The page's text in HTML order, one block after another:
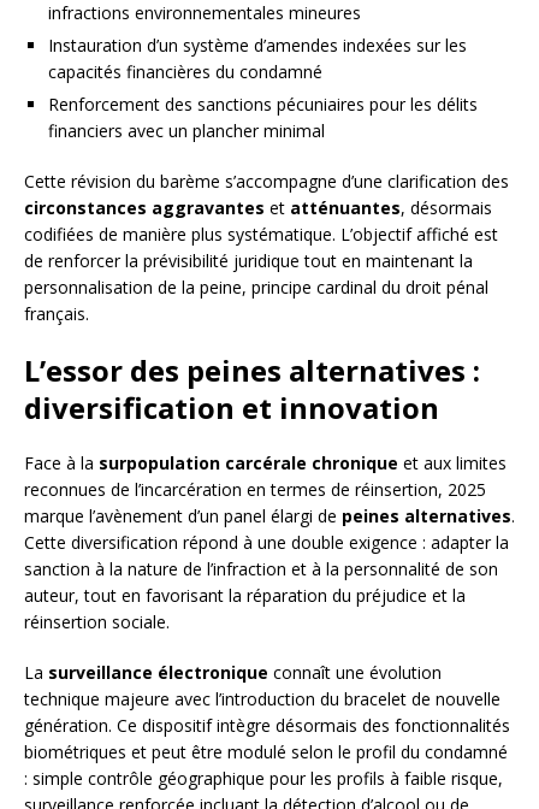
infractions environnementales mineures
Instauration d’un système d’amendes indexées sur les
capacités financières du condamné
Renforcement des sanctions pécuniaires pour les délits
financiers avec un plancher minimal
Cette révision du barème s’accompagne d’une clarification des
circonstances aggravantes et atténuantes, désormais
codifiées de manière plus systématique. L’objectif affiché est
de renforcer la prévisibilité juridique tout en maintenant la
personnalisation de la peine, principe cardinal du droit pénal
français.
L’essor des peines alternatives :
diversification et innovation
Face à la surpopulation carcérale chronique et aux limites
reconnues de l’incarcération en termes de réinsertion, 2025
marque l’avènement d’un panel élargi de peines alternatives.
Cette diversification répond à une double exigence : adapter la
sanction à la nature de l’infraction et à la personnalité de son
auteur, tout en favorisant la réparation du préjudice et la
réinsertion sociale.
La surveillance électronique connaît une évolution
technique majeure avec l’introduction du bracelet de nouvelle
génération. Ce dispositif intègre désormais des fonctionnalités
biométriques et peut être modulé selon le profil du condamné
: simple contrôle géographique pour les profils à faible risque,